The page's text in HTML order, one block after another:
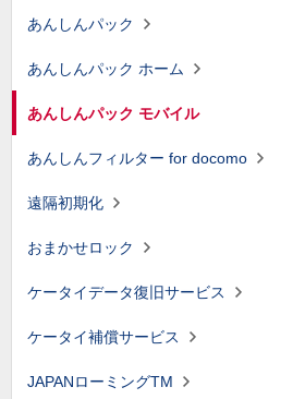
あんしんパック
あんしんパック ホーム
あんしんパック モバイル
あんしんフィルター for docomo
遠隔初期化
おまかせロック
ケータイデータ復旧サービス
ケータイ補償サービス
JAPANローミングTM